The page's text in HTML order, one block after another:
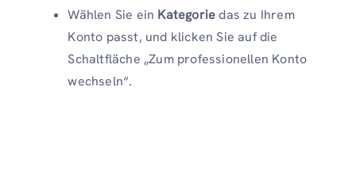
Wählen Sie ein Kategoriedas zu Ihrem
Konto passt, und klicken Sie auf die
Schaltfläche „Zum professionellen Konto
wechseln“.